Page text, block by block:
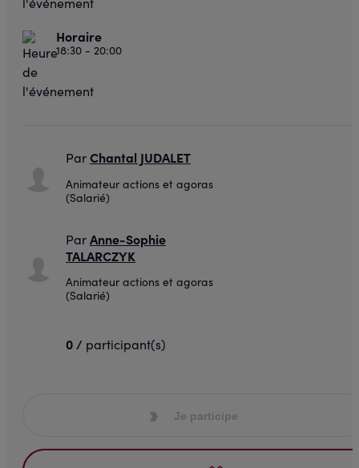
Horaire
18:30 - 20:00
ParChantal JUDALET
Animateur actions et agoras
(Salarié)
ParAnne-Sophie
TALARCZYK
Animateur actions et agoras
(Salarié)
0 / participant(s)
Je participe